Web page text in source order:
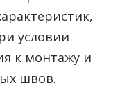
условии
к монтажу и
швов.